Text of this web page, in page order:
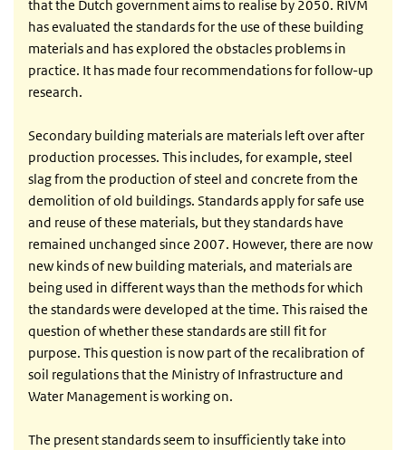
that the Dutch government aims to realise by 2050. RIVM
has evaluated the standards for the use of these building
materials and has explored the obstacles problems in
practice. It has made four recommendations for follow-up
research.
Secondary building materials are materials left over after
production processes. This includes, for example, steel
slag from the production of steel and concrete from the
demolition of old buildings. Standards apply for safe use
and reuse of these materials, but they standards have
remained unchanged since 2007. However, there are now
new kinds of new building materials, and materials are
being used in different ways than the methods for which
the standards were developed at the time. This raised the
question of whether these standards are still fit for
purpose. This question is now part of the recalibration of
soil regulations that the Ministry of Infrastructure and
Water Management is working on.
The present standards seem to insufficiently take into